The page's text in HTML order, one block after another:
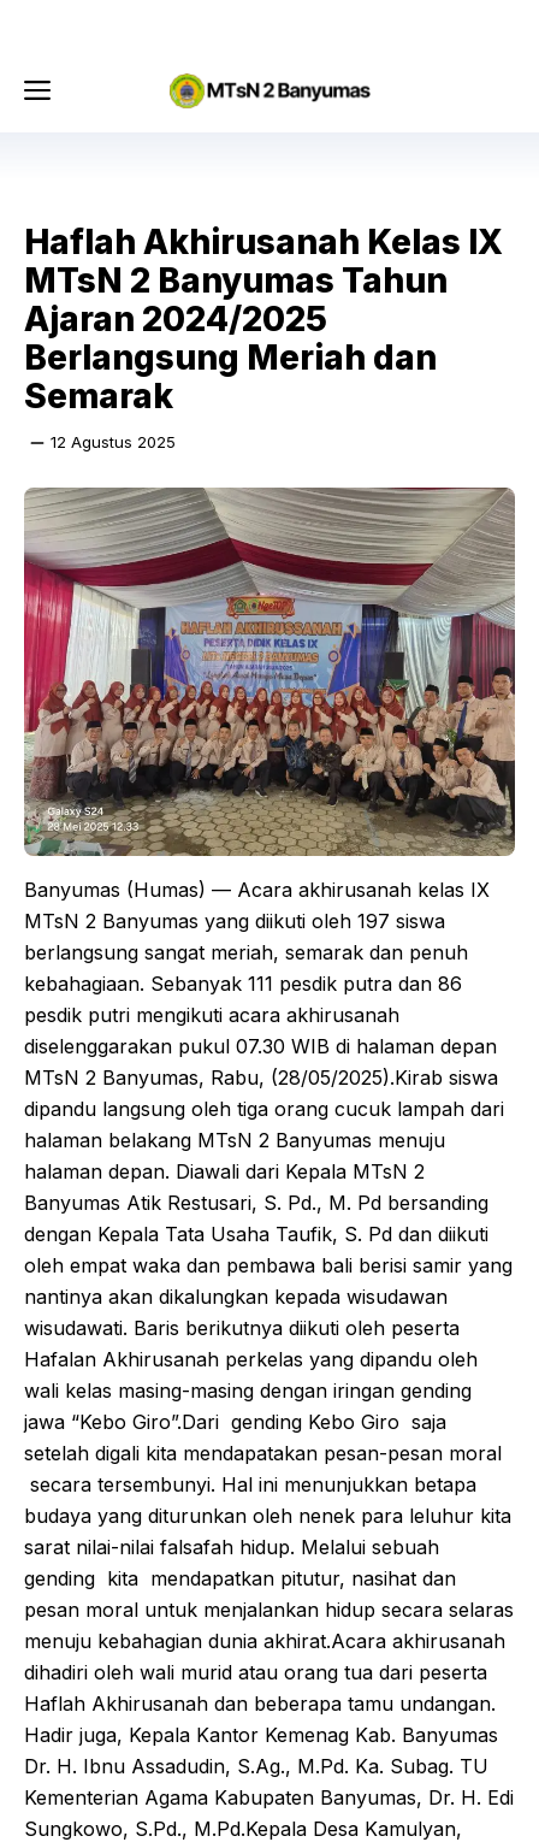
Menu
Haflah Akhirusanah Kelas IX
MTsN 2 Banyumas Tahun
Ajaran 2024/2025
Berlangsung Meriah dan
Semarak
12 Agustus 2025
Banyumas (Humas) — Acara akhirusanah kelas IX
MTsN 2 Banyumas yang diikuti oleh 197 siswa
berlangsung sangat meriah, semarak dan penuh
kebahagiaan. Sebanyak 111 pesdik putra dan 86
pesdik putri mengikuti acara akhirusanah
diselenggarakan pukul 07.30 WIB di halaman depan
MTsN 2 Banyumas, Rabu, (28/05/2025).Kirab siswa
dipandu langsung oleh tiga orang cucuk lampah dari
halaman belakang MTsN 2 Banyumas menuju
halaman depan. Diawali dari Kepala MTsN 2
Banyumas Atik Restusari, S. Pd., M. Pd bersanding
dengan Kepala Tata Usaha Taufik, S. Pd dan diikuti
oleh empat waka dan pembawa bali berisi samir yang
nantinya akan dikalungkan kepada wisudawan
wisudawati. Baris berikutnya diikuti oleh peserta
Hafalan Akhirusanah perkelas yang dipandu oleh
wali kelas masing-masing dengan iringan gending
jawa “Kebo Giro”.Dari gending Kebo Giro saja
setelah digali kita mendapatakan pesan-pesan moral
secara tersembunyi. Hal ini menunjukkan betapa
budaya yang diturunkan oleh nenek para leluhur kita
sarat nilai-nilai falsafah hidup. Melalui sebuah
gending kita mendapatkan pitutur, nasihat dan
pesan moral untuk menjalankan hidup secara selaras
menuju kebahagian dunia akhirat.Acara akhirusanah
dihadiri oleh wali murid atau orang tua dari peserta
Haflah Akhirusanah dan beberapa tamu undangan.
Hadir juga, Kepala Kantor Kemenag Kab. Banyumas
Dr. H. Ibnu Assadudin, S.Ag., M.Pd. Ka. Subag. TU
Kementerian Agama Kabupaten Banyumas, Dr. H. Edi
Sungkowo, S.Pd., M.Pd.Kepala Desa Kamulyan,